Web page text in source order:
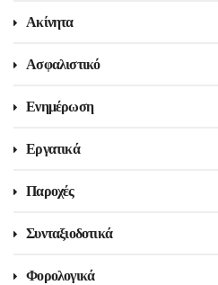
Ακίνητα
Ασφαλιστικό
Ενημέρωση
Εργατικά
Παροχές
Συνταξιοδοτικά
Φορολογικά